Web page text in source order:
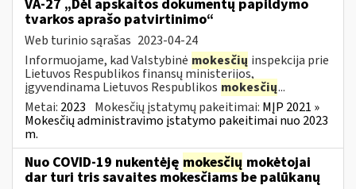
VA-27 „Dėl apskaitos dokumentų papildymo
tvarkos aprašo patvirtinimo“
Web turinio sąrašas 2023-04-24
Informuojame, kad Valstybinė mokesčių inspekcija prie
Lietuvos Respublikos finansų ministerijos,
įgyvendinama Lietuvos Respublikos mokesčių...
Metai: 2023 Mokesčių įstatymų pakeitimai: MĮP 2021 »
Mokesčių administravimo įstatymo pakeitimai nuo 2023
m.
Nuo COVID-19 nukentėję mokesčių mokėtojai
dar turi tris savaites mokesčiams be palūkanų